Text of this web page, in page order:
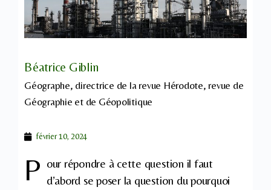
Béatrice Giblin
Géographe, directrice de la revue Hérodote, revue de
Géographie et de Géopolitique
février 10, 2024
P our répondre à cette question il faut
d’abord se poser la question du pourquoi